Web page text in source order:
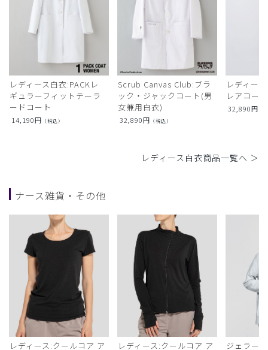
レディース白衣:PACKレ
ギュラーフィットテーラ
ードコート
14,190円 （税込）
Scrub Canvas Club:ブラ
ック・ジャックコート(男
女兼用白衣)
32,890円 （税込）
レディー
レアコート
32,890円
レディース白衣商品一覧へ ＞
ナース雑貨・その他
レディース:クールコア ア
レディース:クールコア ア
ジェラー